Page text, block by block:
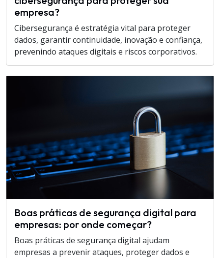
empresa?
Cibersegurança é estratégia vital para proteger
dados, garantir continuidade, inovação e confiança,
prevenindo ataques digitais e riscos corporativos.
Boas práticas de segurança digital para
empresas: por onde começar?
Boas práticas de segurança digital ajudam
empresas a prevenir ataques, proteger dados e